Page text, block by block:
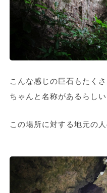
こんな感じの巨石もたく
ちゃんと名称があるらしい
この場所に対する地元の